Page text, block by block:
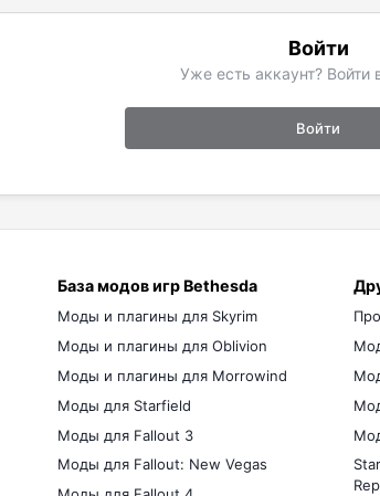
Войти
Уже есть аккаунт? Войти
Войти
База модов игр Bethesda
Моды и плагины для Skyrim
Моды и плагины для Oblivion
Моды и плагины для Morrowind
Моды для Starfield
Моды для Fallout 3
Моды для Fallout: New Vegas